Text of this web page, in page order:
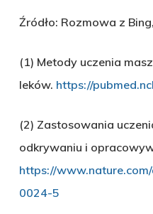
Źródło: Rozmowa z
(1) Metody uczenia
leków. https://
(2) Zastosowania
odkrywaniu i
https://
0024-5